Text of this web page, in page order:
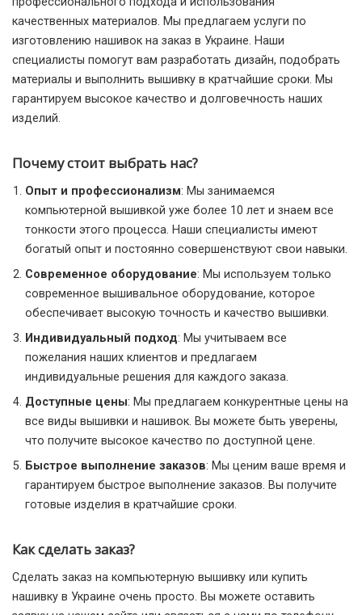
качественных материалов. Мы предлагаем услуги по
изготовлению нашивок на заказ в Украине. Наши
специалисты помогут вам разработать дизайн, подобрать
материалы и выполнить вышивку в кратчайшие сроки. Мы
гарантируем высокое качество и долговечность наших
изделий.
Почему стоит выбрать нас?
Опыт и профессионализм: Мы занимаемся
компьютерной вышивкой уже более 10 лет и знаем все
тонкости этого процесса. Наши специалисты имеют
богатый опыт и постоянно совершенствуют свои навыки.
Современное оборудование: Мы используем только
современное вышивальное оборудование, которое
обеспечивает высокую точность и качество вышивки.
Индивидуальный подход: Мы учитываем все
пожелания наших клиентов и предлагаем
индивидуальные решения для каждого заказа.
Доступные цены: Мы предлагаем конкурентные цены на
все виды вышивки и нашивок. Вы можете быть уверены,
что получите высокое качество по доступной цене.
Быстрое выполнение заказов: Мы ценим ваше время и
гарантируем быстрое выполнение заказов. Вы получите
готовые изделия в кратчайшие сроки.
Как сделать заказ?
Сделать заказ на компьютерную вышивку или купить
нашивку в Украине очень просто. Вы можете оставить